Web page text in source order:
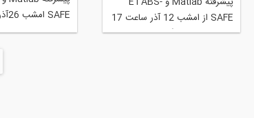
SAFE از امشب 12 آذر ساعت 17
، اولین جلسه رایگان
SAFE امشب 26آذر ساعت 17